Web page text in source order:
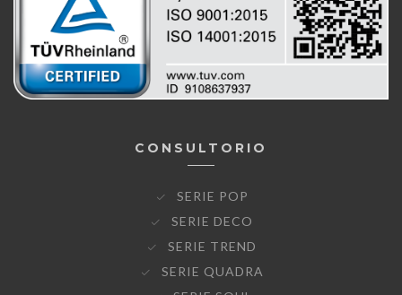
CONSULTORIO
SERIE POP
SERIE DECO
SERIE TREND
SERIE QUADRA